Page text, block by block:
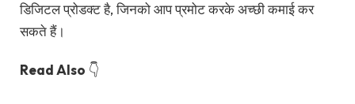
डिजिटल प्रोडक्ट है, जिनको आप प्रमोट करके अच्छी कमाई कर
सकते हैं।
Read Also 👇